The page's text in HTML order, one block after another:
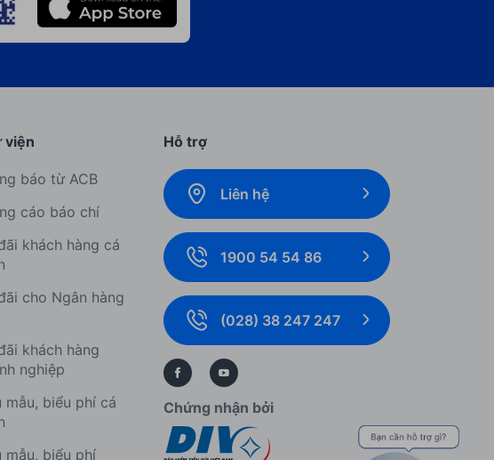
viện
báo từ ACB
cáo báo chí
khách hàng cá
cho Ngân hàng
khách hàng
nghiệp
mẫu, biểu phí cá
mẫu, biểu phí
Hỗ trợ
Liên hệ
1900 54 54 86
(028) 38 247 247
Chứng nhận bởi